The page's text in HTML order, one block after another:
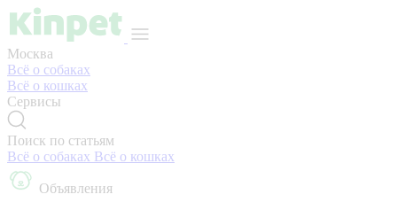
Москва
Всё о собаках
Всё о кошках
Сервисы
Поиск по статьям
Всё о собаках Всё о кошках
Объявления